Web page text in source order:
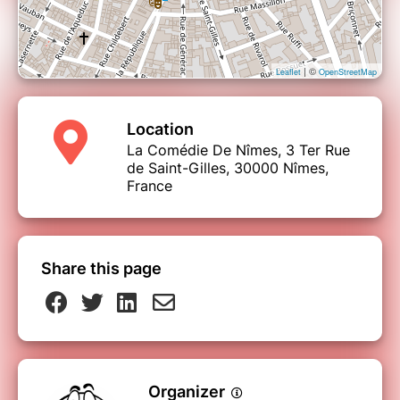
Leaflet| ©OpenStreetMap
Location
La Comédie De Nîmes, 3 Ter Rue
de Saint-Gilles, 30000 Nîmes,
France
Share this page
Organizer